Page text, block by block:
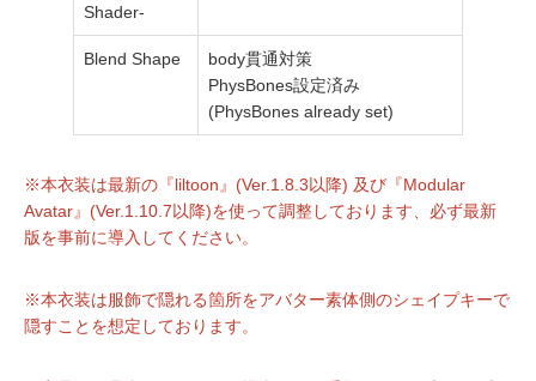
Shader-
Blend Shape
body貫通対策
PhysBones設定済み
(PhysBones already set)
※本衣装は最新の『liltoon』(Ver.1.8.3以降) 及び『Modular
Avatar』(Ver.1.10.7以降)を使って調整しております、必ず最新
版を事前に導入してください。
※本衣装は服飾で隠れる箇所をアバター素体側のシェイプキーで
隠すことを想定しております。